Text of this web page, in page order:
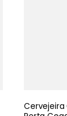
Cervejeira